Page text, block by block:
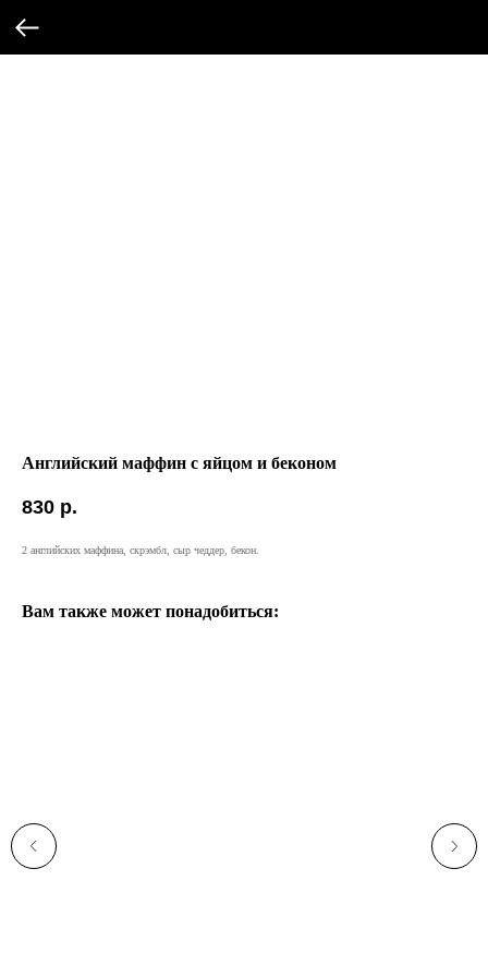
Английский маффин с яйцом и беконом
830 р.
2 английских маффина, скрэмбл, сыр чеддер, бекон.
Вам также может понадобиться: